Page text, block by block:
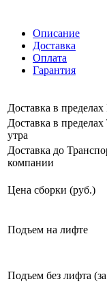
Описание
Доставка
Оплата
Гарантия
Доставка в
Доставка в
утра
Доставка до
компании
Цена сборки (руб.)
Подъем на лифте
Подъем без лифта